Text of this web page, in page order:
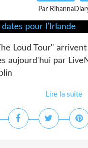
Par
Loud Tour"
aujourd'hui par
Lire la suite